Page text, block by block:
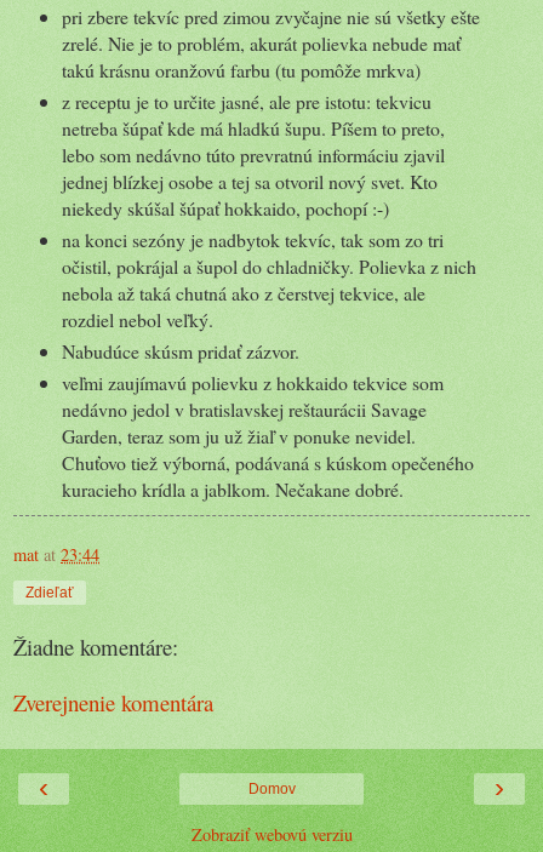
pri zbere tekvíc pred zimou zvyčajne nie sú všetky ešte
zrelé. Nie je to problém, akurát polievka nebude mať
takú krásnu oranžovú farbu (tu pomôže mrkva)
z receptu je to určite jasné, ale pre istotu: tekvicu
netreba šúpať kde má hladkú šupu. Píšem to preto,
lebo som nedávno túto prevratnú informáciu zjavil
jednej blízkej osobe a tej sa otvoril nový svet. Kto
niekedy skúšal šúpať hokkaido, pochopí :-)
na konci sezóny je nadbytok tekvíc, tak som zo tri
očistil, pokrájal a šupol do chladničky. Polievka z nich
nebola až taká chutná ako z čerstvej tekvice, ale
rozdiel nebol veľký.
Nabudúce skúsm pridať zázvor.
veľmi zaujímavú polievku z hokkaido tekvice som
nedávno jedol v bratislavskej reštaurácii Savage
Garden, teraz som ju už žiaľ v ponuke nevidel.
Chuťovo tiež výborná, podávaná s kúskom opečeného
kuracieho krídla a jablkom. Nečakane dobré.
mat at 23:44
Zdieľať
Žiadne komentáre:
Zverejnenie komentára
‹ ›
Domov
Zobraziť webovú verziu